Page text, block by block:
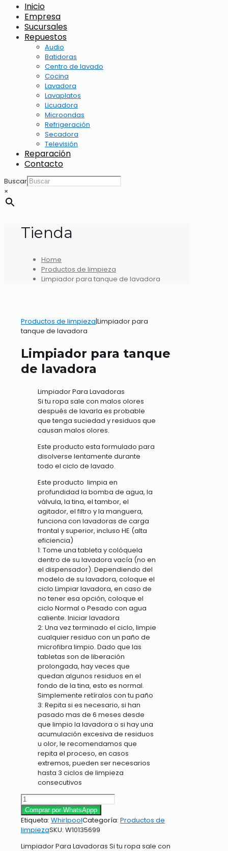
Inicio
Empresa
Sucursales
Repuestos
Audio
Batidoras
Centro de lavado
Cocina
Lavadora
Lavaplatos
Licuadora
Microondas
Refrigeración
Secadora
Televisión
Reparación
Contacto
Buscar
×
Tienda
Home
Productos de limpieza
Limpiador para tanque de lavadora
Productos de limpieza|Limpiador para
tanque de lavadora
Limpiador para tanque
de lavadora
Limpiador Para Lavadoras
Si tu ropa sale con malos olores
después de lavarla es probable
que tenga suciedad y residuos que
causan malos olores.
Este producto esta formulado para
disolverse lentamente durante
todo el ciclo de lavado.
Este producto limpia en
profundidad la bomba de agua, la
válvula, la tina, el tambor, el
agitador, el filtro y la manguera,
funciona con lavadoras de carga
frontal y superior, incluso HE (alta
eficiencia)
1: Tome una tableta y colóquela
dentro de su lavadora vacía (no en
el dispensador). Dependiendo del
modelo de su lavadora, coloque el
ciclo Limpiar lavadora, en caso de
no tener esa opción, coloque el
ciclo Normal o Pesado con agua
caliente. Iniciar lavadora
2: Una vez terminado el ciclo, limpie
cualquier residuo con un paño de
microfibra limpio. Dado que las
tabletas son de liberación
prolongada, hay veces que
quedan algunos residuos en el
fondo de la tina, esto es normal.
Simplemente retíralos con tu paño
3: Repita si es necesario, si han
pasado mas de 6 meses desde
que limpio la lavadora o si hay una
acumulación excesiva de residuos
u olor, le recomendamos que
repita el proceso, en casos
extremos, pueden ser necesarios
hasta 3 ciclos de limpieza
consecutivos
Limpiador
para
tanque
de
lavadora
cantidad
Comprar por WhatsAppp
Etiqueta: WhirlpoolCategoría: Productos de
limpiezaSKU: W10135699
Limpiador Para Lavadoras Si tu ropa sale con